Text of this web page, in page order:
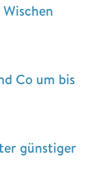
Co um bis
günstiger